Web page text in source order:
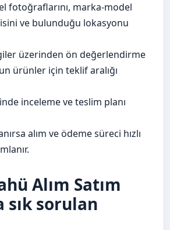
fotoğraflarını, marka-model
ve bulunduğu lokasyonu
üzerinden ön değerlendirme
ürünler için teklif aralığı
inceleme ve teslim planı
alım ve ödeme süreci hızlı
Alım Satım
sık sorulan